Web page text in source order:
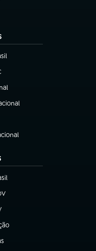
nova aba)
aba)
aba)
aba)
aba)
aba)
aba)
aba)
aba)